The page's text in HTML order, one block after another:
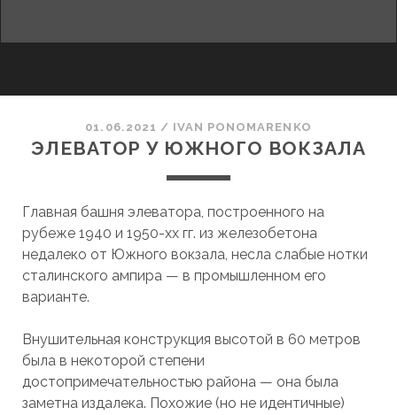
01.06.2021 / ІVAN PONOMARENKO
ЭЛЕВАТОР У ЮЖНОГО ВОКЗАЛА
Главная башня элеватора, построенного на
рубеже 1940 и 1950-хх гг. из железобетона
недалеко от Южного вокзала, несла слабые нотки
сталинского ампира — в промышленном его
варианте.
Внушительная конструкция высотой в 60 метров
была в некоторой степени
достопримечательностью района — она была
заметна издалека. Похожие (но не идентичные)